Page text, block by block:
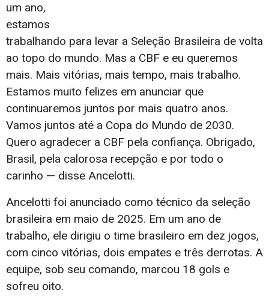
um ano,
estamos
trabalhando para levar a Seleção Brasileira de volta
ao topo do mundo. Mas a CBF e eu queremos
mais. Mais vitórias, mais tempo, mais trabalho.
Estamos muito felizes em anunciar que
continuaremos juntos por mais quatro anos.
Vamos juntos até a Copa do Mundo de 2030.
Quero agradecer a CBF pela confiança. Obrigado,
Brasil, pela calorosa recepção e por todo o
carinho — disse Ancelotti.
Ancelotti foi anunciado como técnico da seleção
brasileira em maio de 2025. Em um ano de
trabalho, ele dirigiu o time brasileiro em dez jogos,
com cinco vitórias, dois empates e três derrotas. A
equipe, sob seu comando, marcou 18 gols e
sofreu oito.